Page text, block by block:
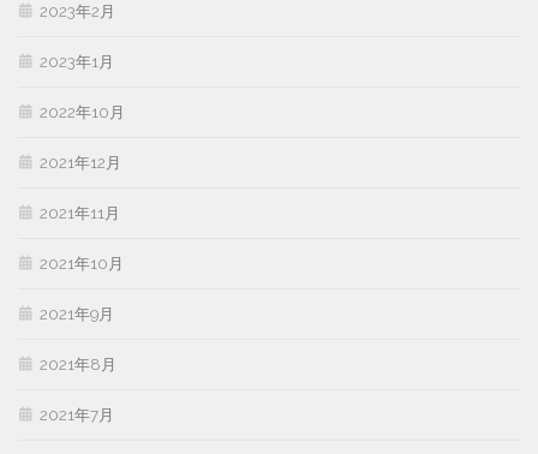
2023年2月
2023年1月
2022年10月
2021年12月
2021年11月
2021年10月
2021年9月
2021年8月
2021年7月